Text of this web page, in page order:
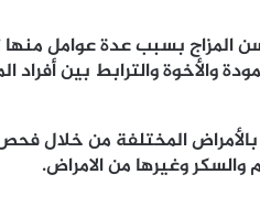
المزاج بسبب عدة عوامل
والأخوة والترابط بين أفراد
المختلفة من خلال
وغيرها من الامراض.